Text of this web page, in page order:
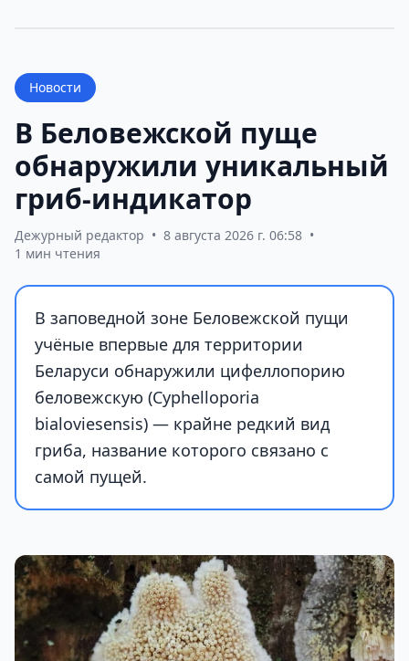
Новости
В Беловежской пуще
обнаружили уникальный
гриб-индикатор
Дежурный редактор • 8 августа 2026 г. 06:58 •
1 мин чтения
В заповедной зоне Беловежской пущи
учёные впервые для территории
Беларуси обнаружили цифеллопорию
беловежскую (Cyphelloporia
bialoviesensis) — крайне редкий вид
гриба, название которого связано с
самой пущей.